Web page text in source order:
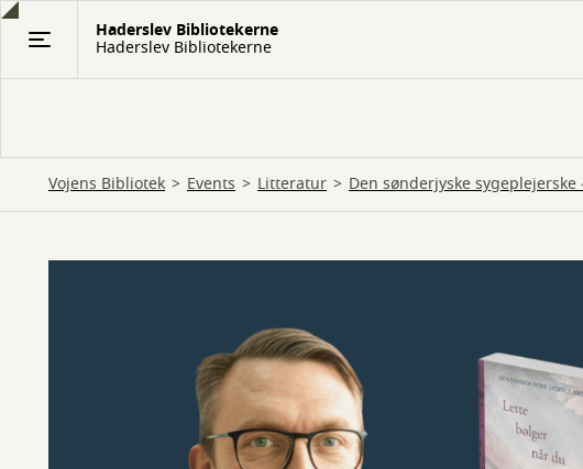
Gå
Haderslev Bibliotekerne
Haderslev Bibliotekerne
Vojens Bibliotek Events Litteratur Den sønderjyske